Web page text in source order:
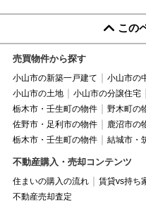
この
売買物件から探す
小山市の新築一戸建て 小山市の
小山市の土地
小山市の分譲住宅
栃木市・壬生町の物件
野木町の
佐野市・足利市の物件
鹿沼市の
栃木市・壬生町の物件
結城市・
不動産購入・売却コンテンツ
住まいの購入の流れ 賃貸vs持ち
不動産売却査定